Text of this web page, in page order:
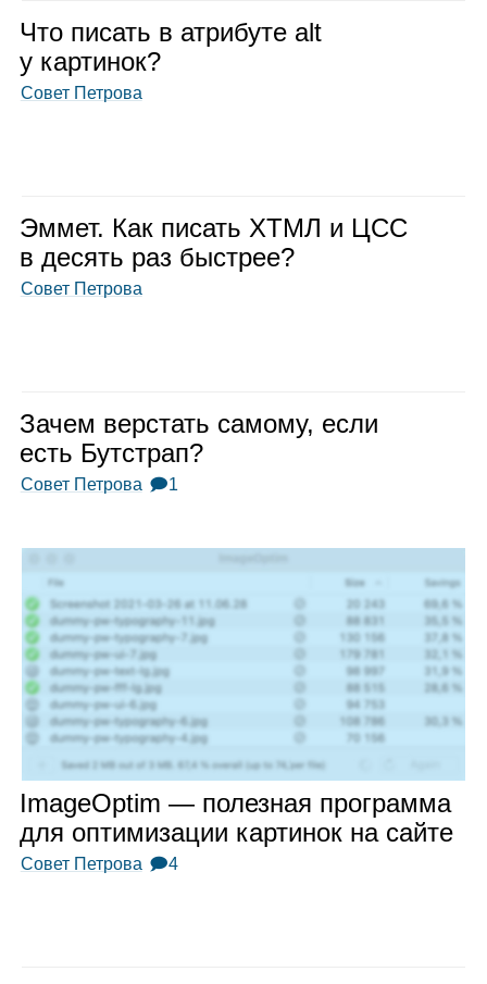
Что писать в атри­буте alt
у кар­ти­нок?
Совет Петрова
Эммет. Как писать ХТМЛ и ЦСС
в десять раз быст­рее?
Совет Петрова
Зачем вер­стать самому, если
есть Бут­страп?
Совет Петрова 🗩1
ImageOptim — полез­ная про­грамма
для опти­ми­за­ции кар­ти­нок на сайте
Совет Петрова 🗩4